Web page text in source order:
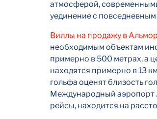
атмосферой,
уединение с
Виллы на продажу в
необходимым объектам
примерно в 500 метрах, а
находятся примерно в 13
гольфа оценят близость
Международный аэропорт
рейсы, находится на